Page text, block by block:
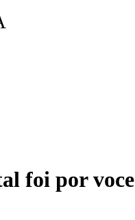
foi por